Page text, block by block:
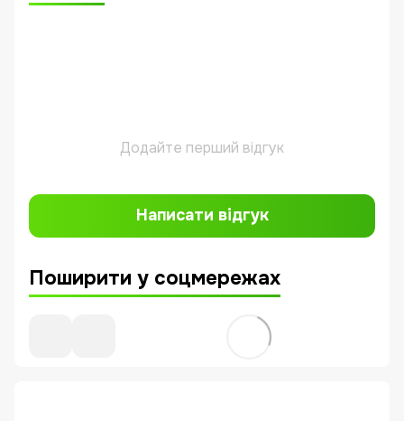
Додайте перший відгук
Написати відгук
Поширити у соцмережах